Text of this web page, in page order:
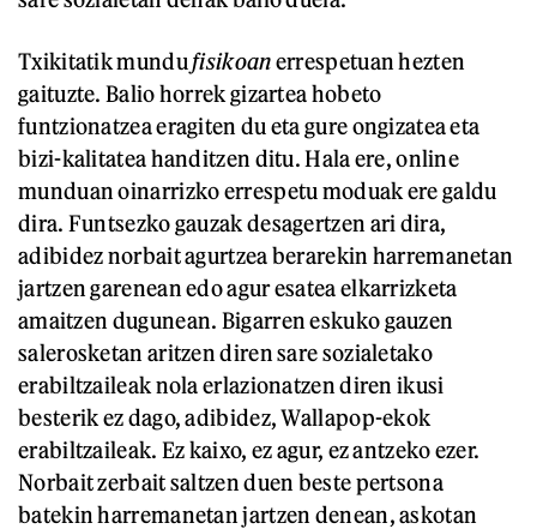
Txikitatik mundu fisikoanerrespetuan hezten
gaituzte. Balio horrek gizartea hobeto
funtzionatzea eragiten du eta gure ongizatea eta
bizi-kalitatea handitzen ditu. Hala ere, online
munduan oinarrizko errespetu moduak ere galdu
dira. Funtsezko gauzak desagertzen ari dira,
adibidez norbait agurtzea berarekin harremanetan
jartzen garenean edo agur esatea elkarrizketa
amaitzen dugunean. Bigarren eskuko gauzen
salerosketan aritzen diren sare sozialetako
erabiltzaileak nola erlazionatzen diren ikusi
besterik ez dago, adibidez, Wallapop-ekok
erabiltzaileak. Ez kaixo, ez agur, ez antzeko ezer.
Norbait zerbait saltzen duen beste pertsona
batekin harremanetan jartzen denean, askotan